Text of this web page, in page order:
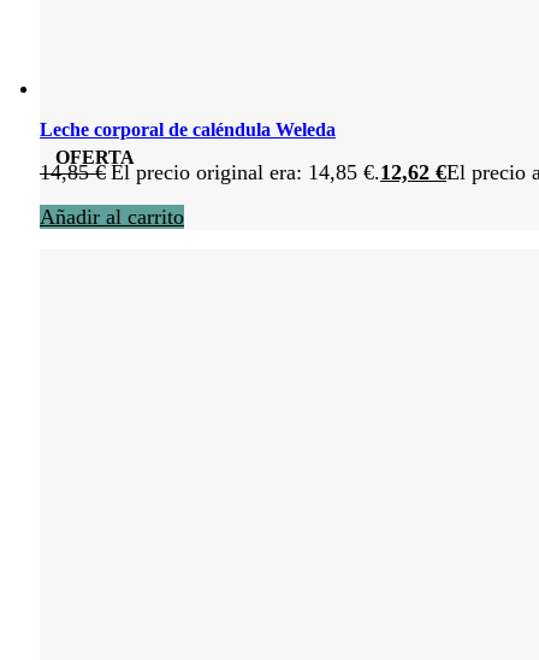
OFERTA
Leche corporal de caléndula Weleda
14,85€ El precio original era: 14,85 €.12,62 €El precio
Añadir al carrito